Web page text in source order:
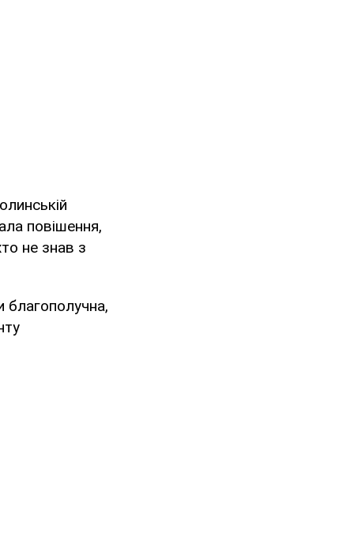
повішення,
не знав з
благополучна,